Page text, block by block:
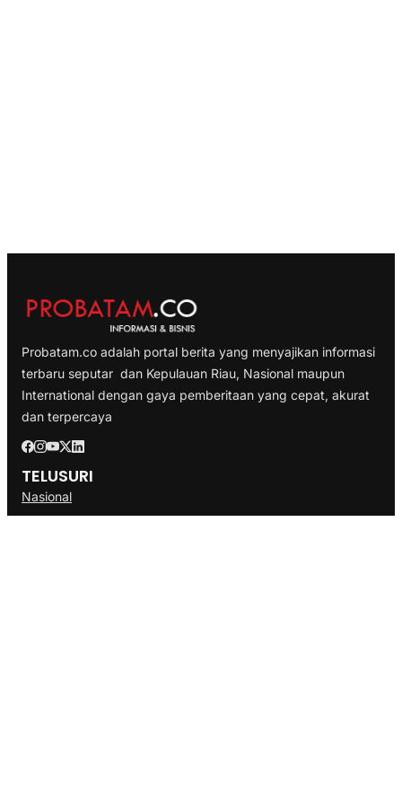
Probatam.co adalah portal berita yang menyajikan informasi
terbaru seputar dan Kepulauan Riau, Nasional maupun
International dengan gaya pemberitaan yang cepat, akurat
dan terpercaya
TELUSURI
Nasional